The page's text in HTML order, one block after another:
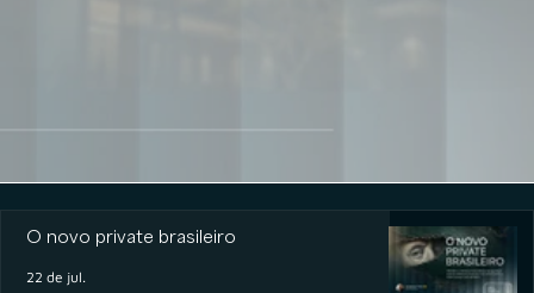
O novo private brasileiro
22 de jul.